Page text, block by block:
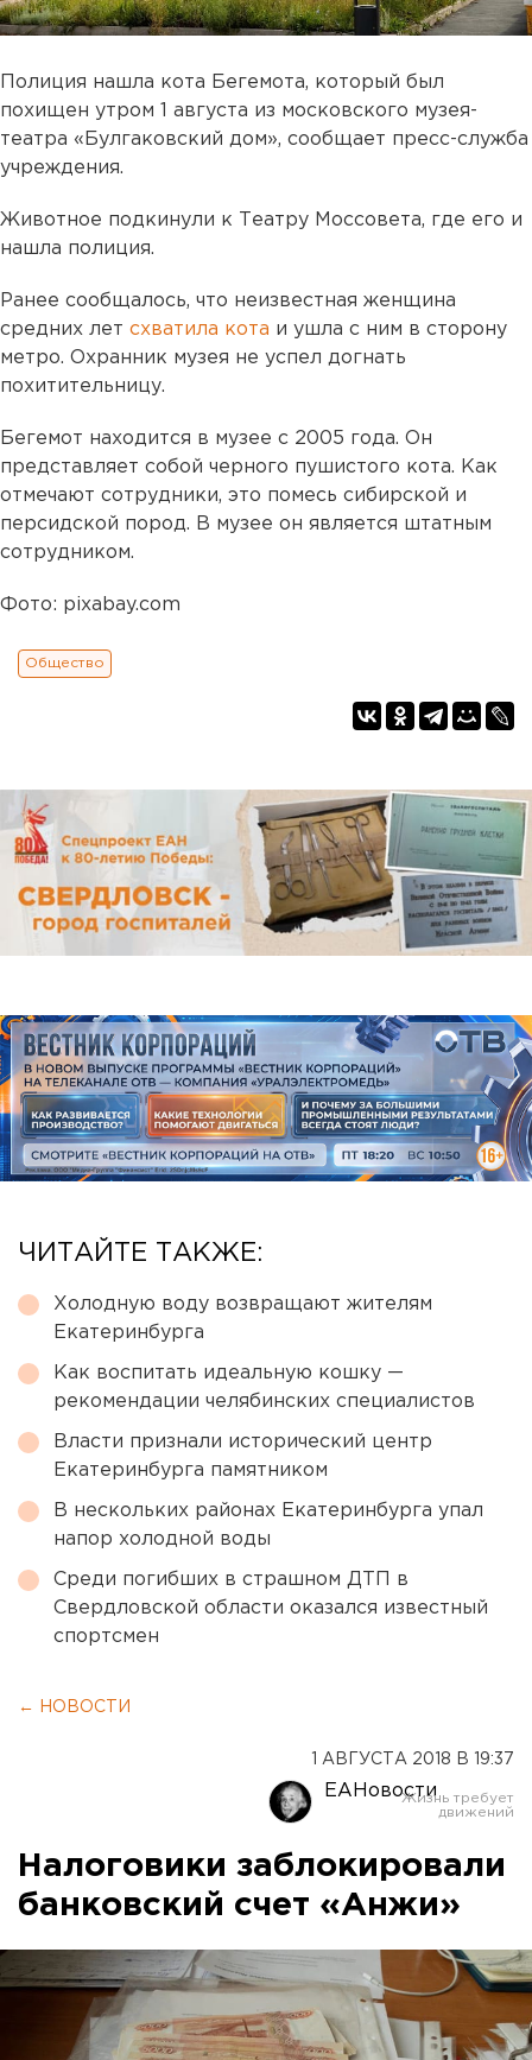
Полиция нашла кота Бегемота, который был
похищен утром 1 августа из московского музея-
театра «Булгаковский дом», сообщает пресс-служба
учреждения.
Животное подкинули к Театру Моссовета, где его и
нашла полиция.
Ранее сообщалось, что неизвестная женщина
средних лет схватила кота и ушла с ним в сторону
метро. Охранник музея не успел догнать
похитительницу.
Бегемот находится в музее с 2005 года. Он
представляет собой черного пушистого кота. Как
отмечают сотрудники, это помесь сибирской и
персидской пород. В музее он является штатным
сотрудником.
Фото: pixabay.com
Общество
ЧИТАЙТЕ ТАКЖЕ:
Холодную воду возвращают жителям
Екатеринбурга
Как воспитать идеальную кошку —
рекомендации челябинских специалистов
Власти признали исторический центр
Екатеринбурга памятником
В нескольких районах Екатеринбурга упал
напор холодной воды
Среди погибших в страшном ДТП в
Свердловской области оказался известный
спортсмен
← НОВОСТИ
1 АВГУСТА 2018 В 19:37
ЕАНовости
Налоговики заблокировали
банковский счет «Анжи»